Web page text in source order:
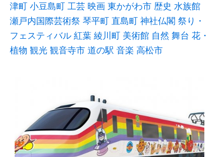
津町
小豆島町 工芸 映画 東かがわ市 歴史 水族館
瀬戸内国際芸術祭 琴平町 直島町 神社仏閣 祭り・
フェスティバル 紅葉 綾川町 美術館 自然 舞台 花・
植物 観光 観音寺市 道の駅 音楽 高松市